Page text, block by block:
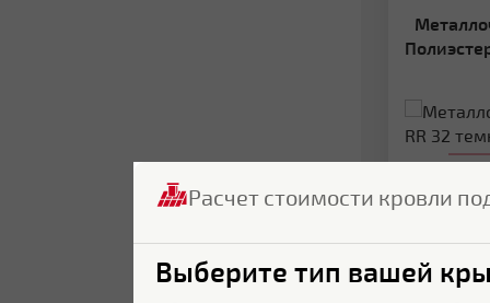
Металлочерепица Grand Line 0.4
Цвет:RR
Гарантия:
Расчет стоимости кровли
Выберите тип вашей